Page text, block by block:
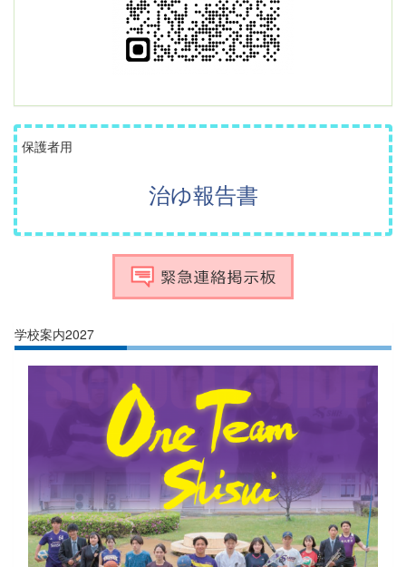
保護者用
治ゆ報告書
学校案内2027